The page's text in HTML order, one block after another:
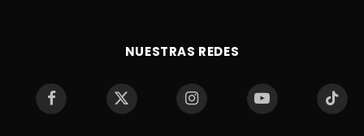
NUESTRAS REDES
Facebook
X
Instagram YouTube